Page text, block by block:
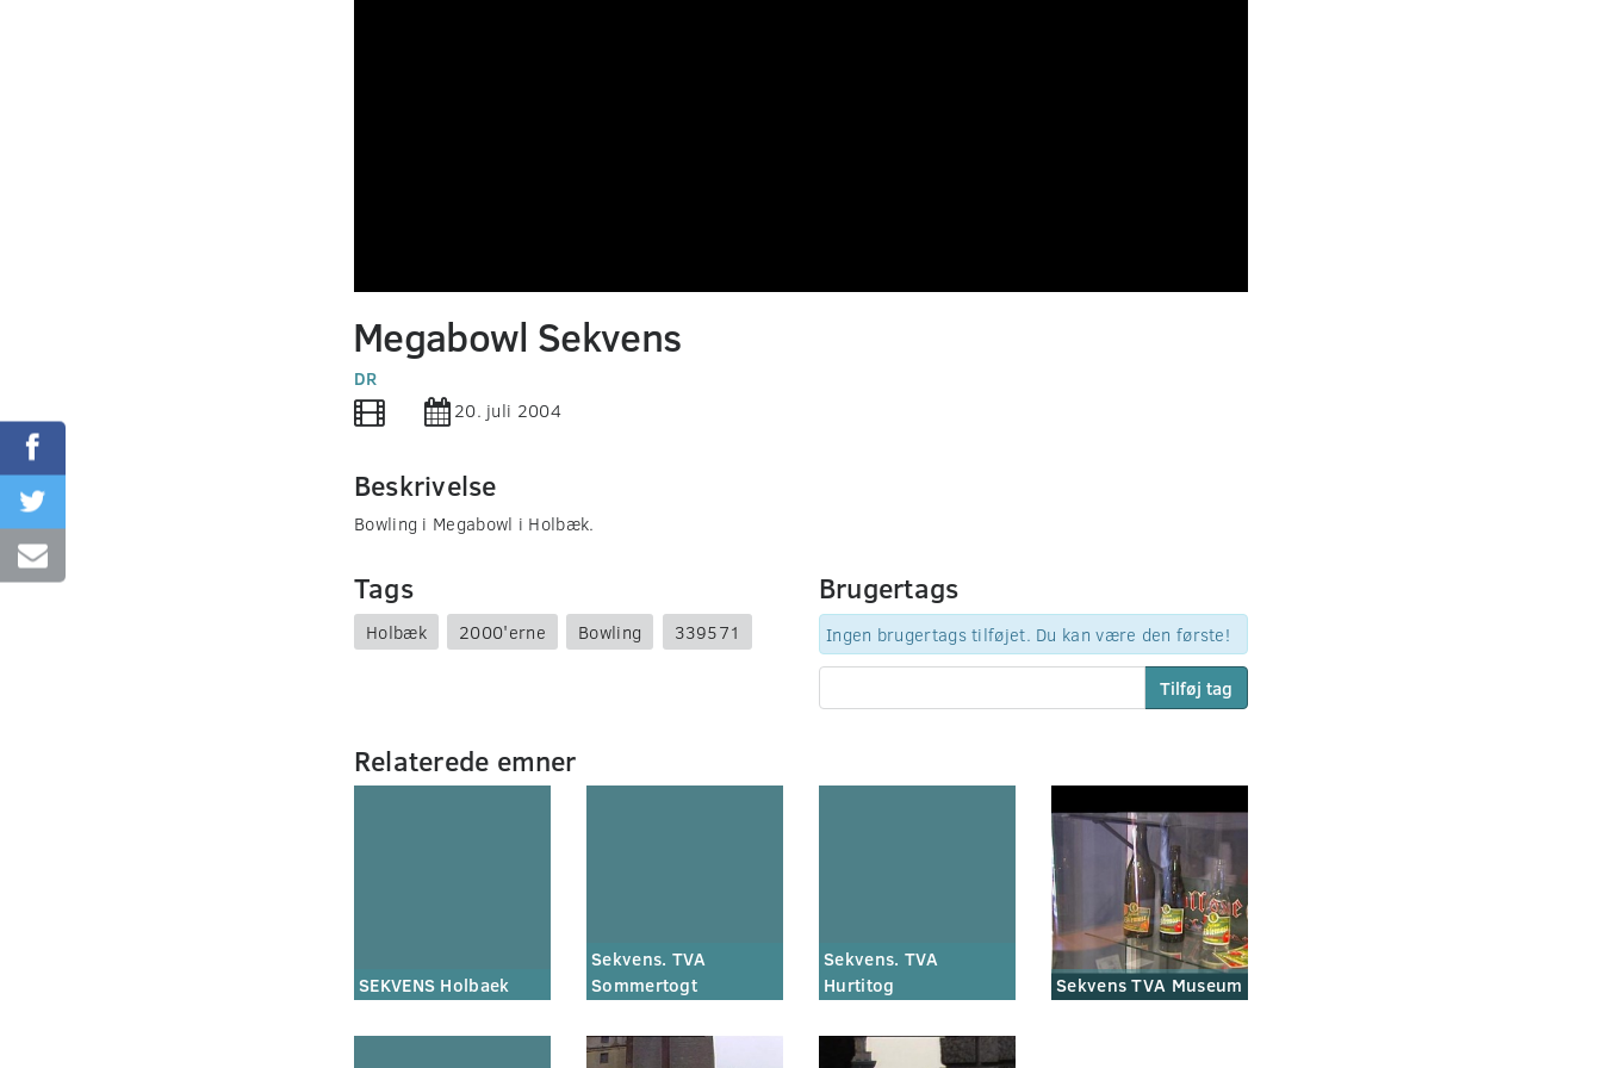
of
0
seconds
90%
Megabowl Sekvens
DR
20. juli 2004
Beskrivelse
Bowling i Megabowl i Holbæk.
Tags
Holbæk 2000'erne Bowling 339571
Brugertags
Ingen brugertags tilføjet. Du kan være den første!
Tilføj tag
Relaterede emner
SEKVENS Holbaek
Sekvens. TVA
Sommertogt
Sekvens. TVA
Hurtitog
Sekvens TVA Museum